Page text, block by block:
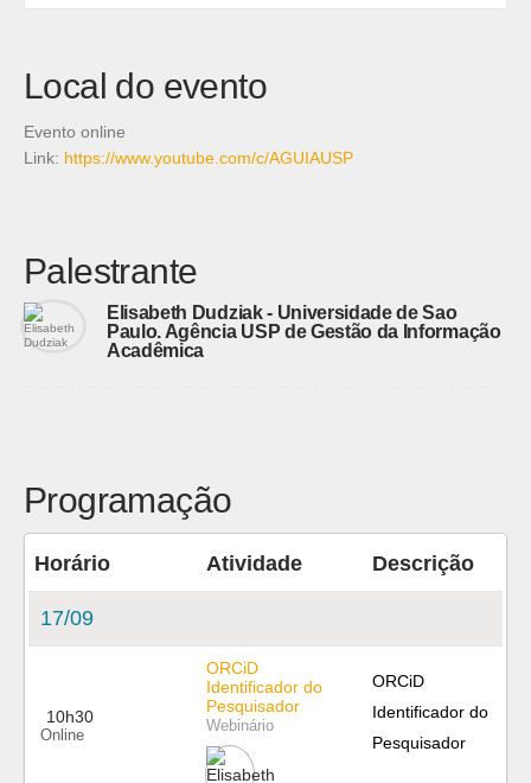
Local do evento
Evento online
Link: https://www.youtube.com/c/AGUIAUSP
Palestrante
Elisabeth Dudziak - Universidade de Sao
Paulo. Agência USP de Gestão da Informação
Acadêmica
Programação
Horário Atividade Descrição
17/09
10h30
Online
ORCiD
Identificador do
Pesquisador
Webinário
ORCiD
Identificador do
Pesquisador